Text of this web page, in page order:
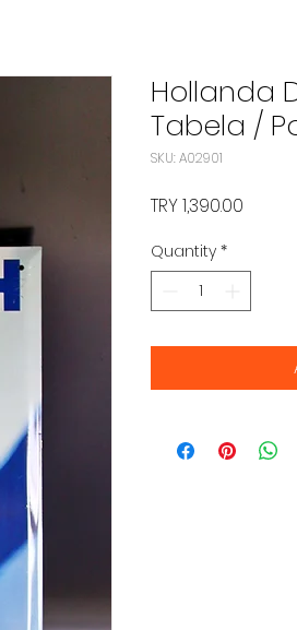
Hollanda
Tabela /
SKU: A02901
TRY 1,390.00
Quantity *